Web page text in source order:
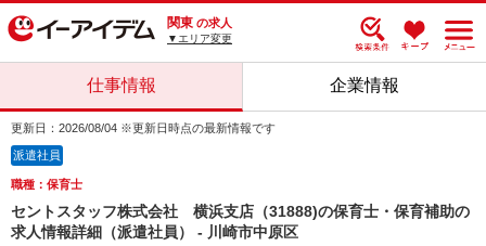
関東 の求人
▼エリア変更
仕事情報 企業情報
更新日：2026/08/04 ※更新日時点の最新情報です
派遣社員
職種：保育士
セントスタッフ株式会社 横浜支店（31888)の保育士・保育補助の
求人情報詳細（派遣社員） - 川崎市中原区